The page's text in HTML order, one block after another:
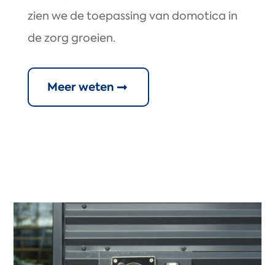
zien we de toepassing van domotica in
de zorg groeien.
Meer weten